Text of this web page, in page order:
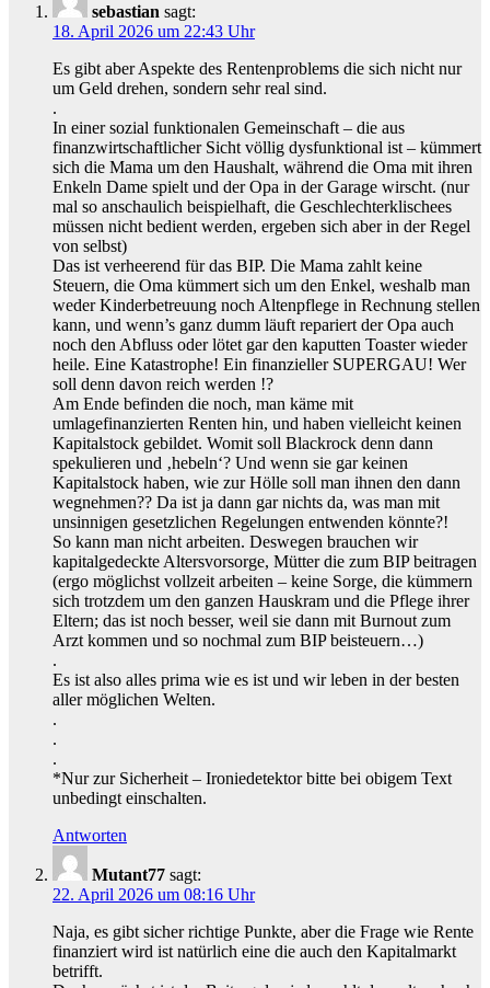
sebastian sagt:
18. April 2026 um 22:43 Uhr
Es gibt aber Aspekte des Rentenproblems die sich nicht nur
um Geld drehen, sondern sehr real sind.
.
In einer sozial funktionalen Gemeinschaft – die aus
finanzwirtschaftlicher Sicht völlig dysfunktional ist – kümmert
sich die Mama um den Haushalt, während die Oma mit ihren
Enkeln Dame spielt und der Opa in der Garage wirscht. (nur
mal so anschaulich beispielhaft, die Geschlechterklischees
müssen nicht bedient werden, ergeben sich aber in der Regel
von selbst)
Das ist verheerend für das BIP. Die Mama zahlt keine
Steuern, die Oma kümmert sich um den Enkel, weshalb man
weder Kinderbetreuung noch Altenpflege in Rechnung stellen
kann, und wenn’s ganz dumm läuft repariert der Opa auch
noch den Abfluss oder lötet gar den kaputten Toaster wieder
heile. Eine Katastrophe! Ein finanzieller SUPERGAU! Wer
soll denn davon reich werden !?
Am Ende befinden die noch, man käme mit
umlagefinanzierten Renten hin, und haben vielleicht keinen
Kapitalstock gebildet. Womit soll Blackrock denn dann
spekulieren und ‚hebeln‘? Und wenn sie gar keinen
Kapitalstock haben, wie zur Hölle soll man ihnen den dann
wegnehmen?? Da ist ja dann gar nichts da, was man mit
unsinnigen gesetzlichen Regelungen entwenden könnte?!
So kann man nicht arbeiten. Deswegen brauchen wir
kapitalgedeckte Altersvorsorge, Mütter die zum BIP beitragen
(ergo möglichst vollzeit arbeiten – keine Sorge, die kümmern
sich trotzdem um den ganzen Hauskram und die Pflege ihrer
Eltern; das ist noch besser, weil sie dann mit Burnout zum
Arzt kommen und so nochmal zum BIP beisteuern…)
.
Es ist also alles prima wie es ist und wir leben in der besten
aller möglichen Welten.
.
.
.
*Nur zur Sicherheit – Ironiedetektor bitte bei obigem Text
unbedingt einschalten.
Antworten
Mutant77 sagt:
22. April 2026 um 08:16 Uhr
Naja, es gibt sicher richtige Punkte, aber die Frage wie Rente
finanziert wird ist natürlich eine die auch den Kapitalmarkt
betrifft.